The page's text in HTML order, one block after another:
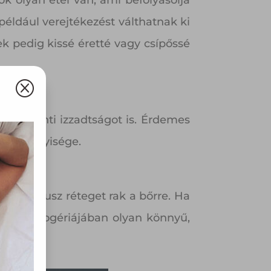
verejtékezést válthatnak ki
pedig kissé éretté vagy csípőssé
serkenti izzadtságot is. Érdemes
mennyisége.
egy plusz réteget rak a bőrre. Ha
drogériájában olyan könnyű,
Q
Ön
az